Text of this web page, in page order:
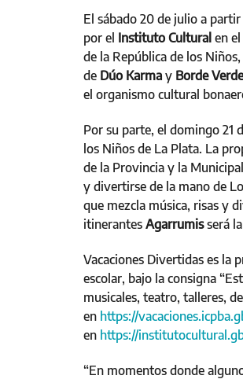
El sábado 20 de julio a
por el Instituto Cultural en
de la República de los
de Dúo Karma y Borde Verde
el organismo cultural
Por su parte, el domingo 21
los Niños de La Plata. La
de la Provincia y la
y divertirse de la mano de
que mezcla música, risas y
itinerantes Agarrumisserá
Vacaciones Divertidas es la
escolar, bajo la consigna
musicales, teatro, talleres,
en https://
en https://
“En momentos donde